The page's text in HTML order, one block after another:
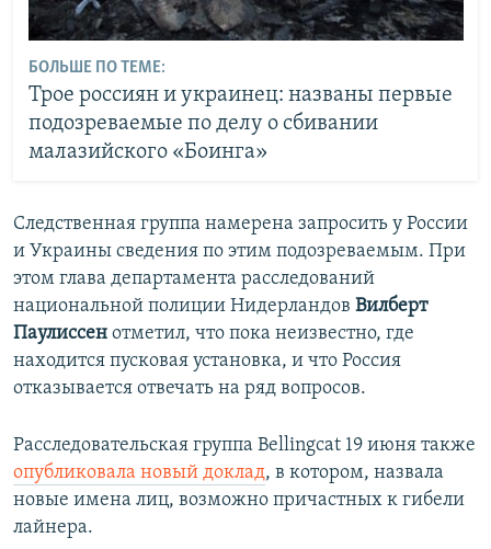
БОЛЬШЕ ПО ТЕМЕ:
Трое россиян и украинец: названы первые
подозреваемые по делу о сбивании
малазийского «Боинга»
Следственная группа намерена запросить у России
и Украины сведения по этим подозреваемым. При
этом глава департамента расследований
национальной полиции Нидерландов Вилберт
Паулиссен отметил, что пока неизвестно, где
находится пусковая установка, и что Россия
отказывается отвечать на ряд вопросов.
Расследовательская группа Bellingcat 19 июня также
опубликовала новый доклад, в котором, назвала
новые имена лиц, возможно причастных к гибели
лайнера.